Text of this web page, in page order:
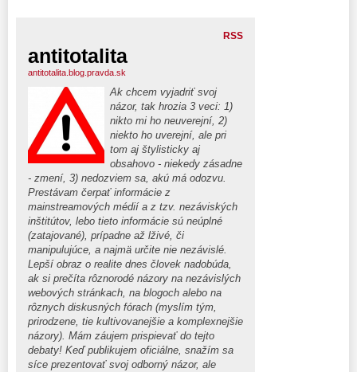
RSS
antitotalita
antitotalita.blog.pravda.sk
Ak chcem vyjadriť svoj
názor, tak hrozia 3 veci: 1)
nikto mi ho neuverejní, 2)
niekto ho uverejní, ale pri
tom aj štylisticky aj
obsahovo - niekedy zásadne
- zmení, 3) nedozviem sa, akú má odozvu.
Prestávam čerpať informácie z
mainstreamových médií a z tzv. nezáviských
inštitútov, lebo tieto informácie sú neúplné
(zatajované), prípadne až lživé, či
manipulujúce, a najmä určite nie nezávislé.
Lepší obraz o realite dnes človek nadobúda,
ak si prečíta rôznorodé názory na nezávislých
webových stránkach, na blogoch alebo na
rôznych diskusných fórach (myslím tým,
prirodzene, tie kultivovanejšie a komplexnejšie
názory). Mám záujem prispievať do tejto
debaty! Keď publikujem oficiálne, snažím sa
síce prezentovať svoj odborný názor, ale